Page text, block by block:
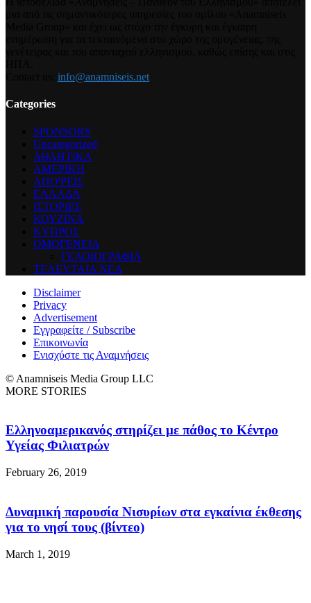
info@anamniseis.net
Categories
SPONSORS
Uncategorized
ΑΘΛΗΤΙΚΑ
ΑΜΕΡΙΚΗ
ΑΠΟΨΕΙΣ
ΕΛΛΑΔΑ
ΙΣΤΟΡΙΕΣ
ΚΟΥΖΙΝΑ
ΚΥΠΡΟΣ
ΟΜΟΓΕΝΕΙΑ
ΓΕΛΟΙΟΓΡΑΦΙΑ
ΤΕΛΕΥΤΑΙΑ ΝΕΑ
Disclaimer
Privacy
Advertisement
Εγγραφείτε / Subscribe
Επικοινωνία
Ενισχύστε τις Αναμνήσεις
© Anamniseis Media Group LLC
MORE STORIES
Ελληνοαμερικανός στηρίζει με πάθος το Κέντρο
Υγείας Φιλιατρών
February 26, 2019
Δυναμική παρουσία Νισυρίων στα εγκαίνια έκθεσης
για το νησί τους (βίντεο)
March 1, 2019